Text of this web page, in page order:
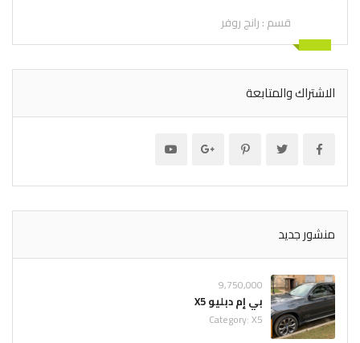
قسم :رانج روفر
الاشتراك والمتابعة
منشور جديد
9,750,000
بي إم دبليو X5
Category:X5